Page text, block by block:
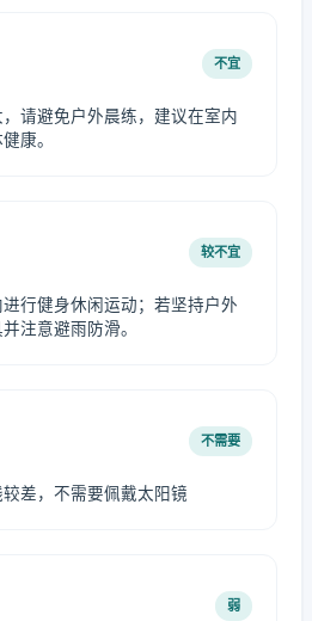
不宜
请避免户外晨练，建议在室内
康。
较不宜
行健身休闲运动；若坚持户外
注意避雨防滑。
不需要
差，不需要佩戴太阳镜
弱